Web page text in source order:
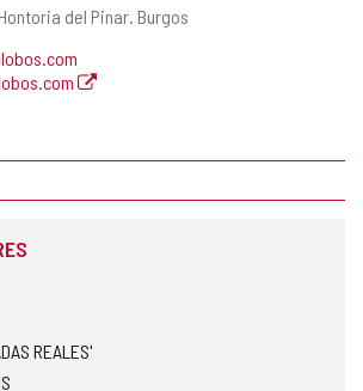
Hontoria del Pinar. Burgos
REALES'